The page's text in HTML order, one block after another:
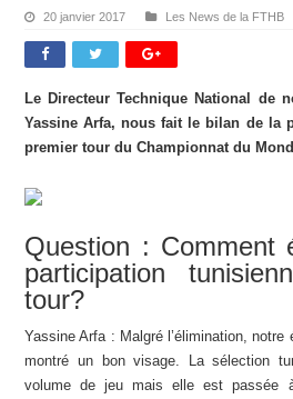
20 janvier 2017 Les News de la FTHB
Le Directeur Technique National de
Yassine Arfa, nous fait le bilan de la
premier tour du Championnat du
Question : Comment
participation
tour?
Yassine Arfa : Malgré l’élimination, notre
montré un bon visage. La sélection
volume de jeu mais elle est passée